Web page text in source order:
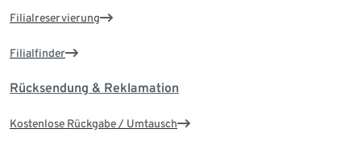
Filialreservierung
Filialfinder
Rücksendung & Reklamation
Kostenlose Rückgabe / Umtausch